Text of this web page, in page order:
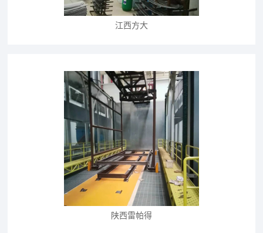
江西方大
陕西雷帕得